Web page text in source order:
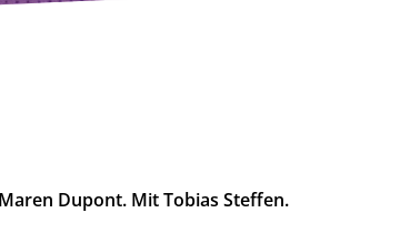
Dupont. Mit Tobias Steffen.